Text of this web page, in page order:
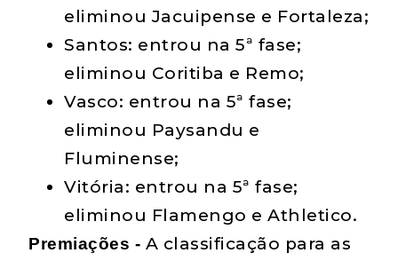
eliminou Jacuipense e Fortaleza;
Santos: entrou na 5ª fase;
eliminou Coritiba e Remo;
Vasco: entrou na 5ª fase;
eliminou Paysandu e
Fluminense;
Vitória: entrou na 5ª fase;
eliminou Flamengo e Athletico.
Premiações - A classificação para as